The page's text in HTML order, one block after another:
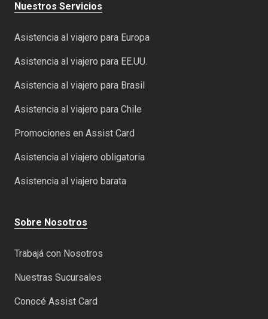
Nuestros Servicios
Asistencia al viajero para Europa
Asistencia al viajero para EE.UU.
Asistencia al viajero para Brasil
Asistencia al viajero para Chile
Promociones en Assist Card
Asistencia al viajero obligatoria
Asistencia al viajero barata
Sobre Nosotros
Trabajá con Nosotros
Nuestras Sucursales
Conocé Assist Card